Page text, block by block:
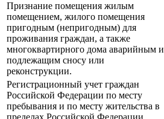
Признание помещения жилым
помещением, жилого помещения
пригодным (непригодным) для
проживания граждан, а также
многоквартирного дома аварийным и
подлежащим сносу или
реконструкции.
Регистрационный учет граждан
Российской Федерации по месту
пребывания и по месту жительства в